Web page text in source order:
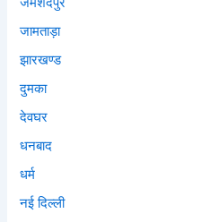
जामताड़ा
झारखण्ड
दुमका
देवघर
धनबाद
धर्म
नई दिल्ली